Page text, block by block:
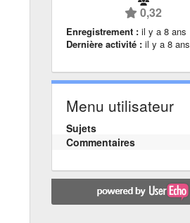
0,32
Enregistrement : il y a 8 ans
Dernière activité : il y a 8 ans
Menu utilisateur
Sujets
Commentaires